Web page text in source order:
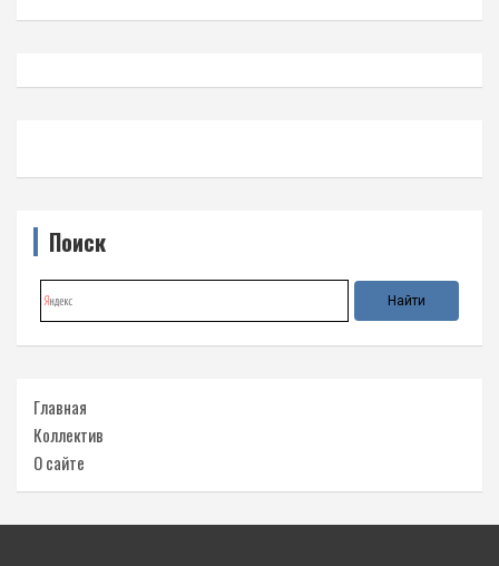
Поиск
Главная
Коллектив
О сайте